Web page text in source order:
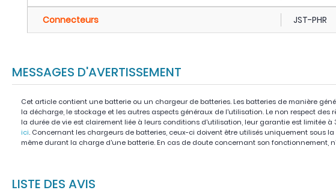
Connecteurs JST-PHR
MESSAGES D'AVERTISSEMENT
Cet article contient une batterie ou un chargeur de batteries. Les batteries de manière
la décharge, le stockage et les autres aspects généraux de l'utilisation. Le non respect
la durée de vie est clairement liée à leurs conditions d'utilisation, leur garantie est limitée
ici. Concernant les chargeurs de batteries, ceux-ci doivent être utilisés uniquement sous
même durant la charge d'une batterie. En cas de doute concernant son fonctionnement,
LISTE DES AVIS